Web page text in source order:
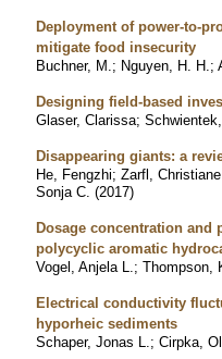
Deployment of power-to-
mitigate food insecurity
Buchner, M. ; Nguyen, H. H. ;
Designing field-based
Glaser, Clarissa;
Disappearing giants: a
He, Fengzhi; Zarfl, Christiane
Sonja C. (2017)
Dosage concentration and
polycyclic aromatic
Vogel, Anjela L. ; Thompson,
Electrical conductivity
hyporheic sediments
Schaper, Jonas L. ; Cirpka,